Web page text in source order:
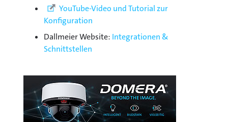
YouTube-Video und Tutorial zur
Konfiguration
Dallmeier Website: Integrationen &
Schnittstellen